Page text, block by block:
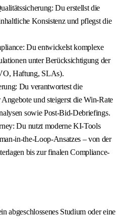
Du erstellst die
Konsistenz und pflegst die
Du entwickelst komplexe
unter Berücksichtigung der
Haftung, SLAs).
Du verantwortest die
und steigerst die Win-Rate
sowie Post-Bid-Debriefings.
Du nutzt moderne KI-Tools
in-the-Loop-Ansatzes – von der
bis zur finalen Compliance-
abgeschlossenes Studium oder eine